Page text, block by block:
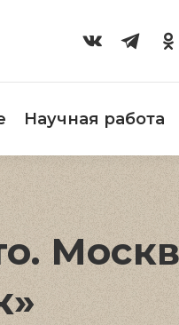
Научная работа
О музее